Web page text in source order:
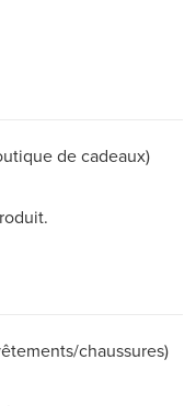
de cadeaux)
chaussures)